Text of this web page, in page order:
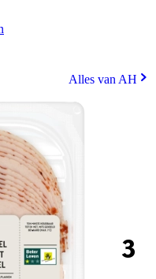
Alles van AH
3